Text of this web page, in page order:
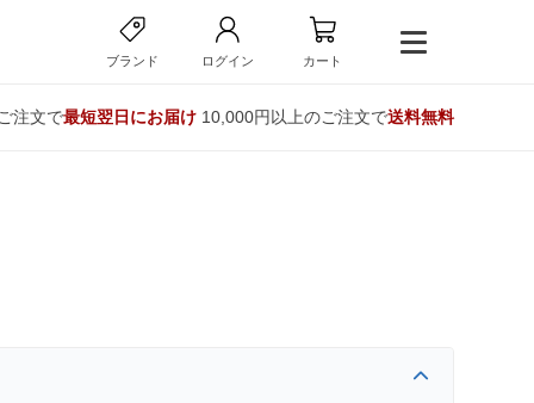
ブランド ログイン カート
注文で最短翌日にお届け10,000円以上のご注文で送料無料